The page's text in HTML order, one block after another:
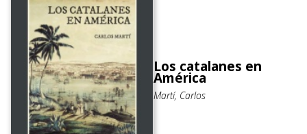
Los catalanes en
América
Martí, Carlos